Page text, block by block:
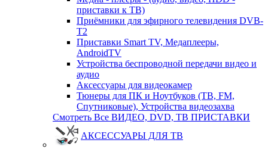
приставки к ТВ)
Приёмники для эфирного телевидения DVB-
T2
Приставки Smart TV, Медаплееры,
AndroidTV
Устройства беспроводной передачи видео и
аудио
Аксессуары для видеокамер
Тюнеры для ПК и Ноутбуков (ТВ, FM,
Спутниковые), Устройства видеозахва
Смотреть Все ВИДЕО, DVD, ТВ ПРИСТАВКИ
АКСЕССУАРЫ ДЛЯ ТВ